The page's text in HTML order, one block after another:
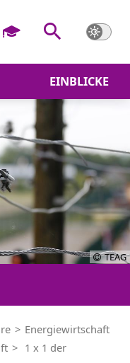
EINBLICKE
TEAG
Energiewirtschaft
1 x 1 der